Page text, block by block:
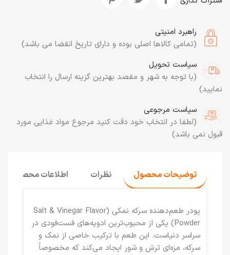
راهبرد امنیتی
(تمامی کالاها اصلی بوده و دارای تاریخ انقضا می باشد)
سیاست تحویل
(با توجه به شهر و مقصد بهترین گزینه ارسال را انتخاب
نمایید)
سیاست مرجوعی
(لطفا در انتخاب خود دقت کنید مرجوع مواد غذایی مورد
قبول نمی باشد)
توضیحات محصول نظرات اطلاعات محصول
پودر طعم‌دهنده سرکه نمکی (Salt & Vinegar Flavor
Powder) یکی از محبوب‌ترین ادویه‌های فست‌فودی در
سراسر دنیاست. این طعم با ترکیب خاصی از نمک و
سرکه، مزه‌ای ترش و شور ایجاد می‌کند که مخصوصاً